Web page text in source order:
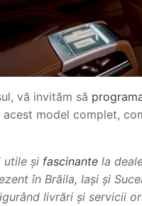
vă invităm să
model complet,
utile și fascinante la
în Brăila, Iași și
livrări și servicii